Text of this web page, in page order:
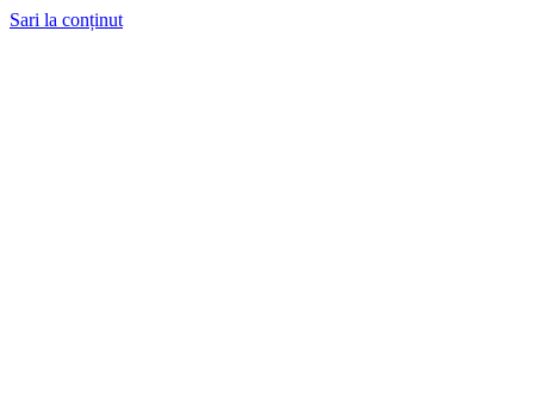
Sari la conținut